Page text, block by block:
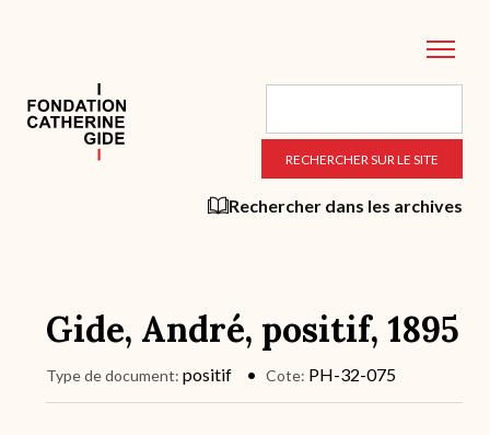
principal
Rechercher dans les archives
Gide, André, positif, 1895
Type de document positif Cote PH-32-075